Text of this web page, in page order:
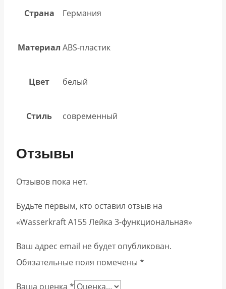
Страна Германия
Материал ABS-пластик
Цвет белый
Стиль современный
Отзывы
Отзывов пока нет.
Будьте первым, кто оставил отзыв на
«Wasserkraft A155 Лейка 3-функциональная»
Ваш адрес email не будет опубликован.
Обязательные поля помечены *
Ваша оценка *